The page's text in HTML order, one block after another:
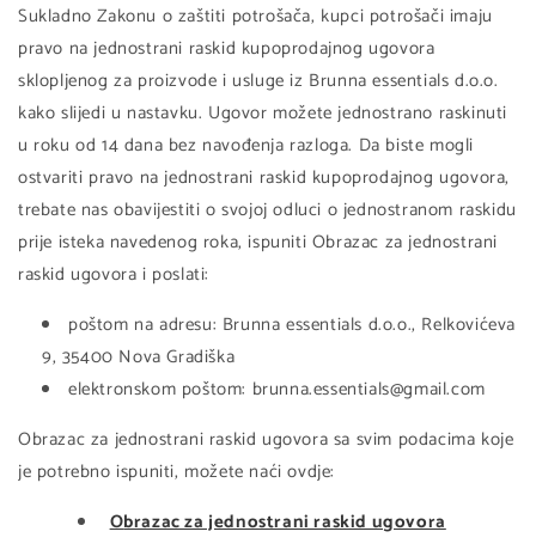
Sukladno Zakonu o zaštiti potrošača, kupci potrošači imaju
pravo na jednostrani raskid kupoprodajnog ugovora
sklopljenog za proizvode i usluge iz Brunna essentials d.o.o.
kako slijedi u nastavku. Ugovor možete jednostrano raskinuti
u roku od 14 dana bez navođenja razloga. Da biste mogli
ostvariti pravo na jednostrani raskid kupoprodajnog ugovora,
trebate nas obavijestiti o svojoj odluci o jednostranom raskidu
prije isteka navedenog roka, ispuniti Obrazac za jednostrani
raskid ugovora i poslati:
poštom na adresu: Brunna essentials d.o.o., Relkovićeva
9, 35400 Nova Gradiška
elektronskom poštom: brunna.essentials@gmail.com
Obrazac za jednostrani raskid ugovora sa svim podacima koje
je potrebno ispuniti, možete naći ovdje:
Obrazac za jednostrani raskid ugovora